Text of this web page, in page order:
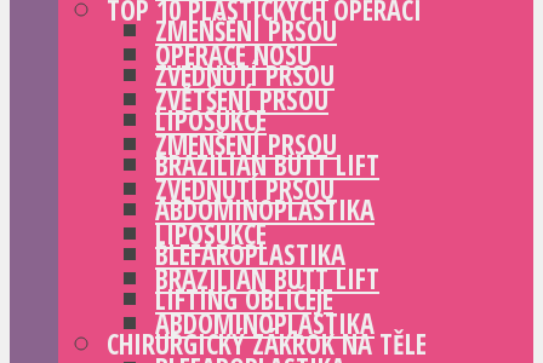
ZMENŠENÍ PRSOU
ZVEDNUTÍ PRSOU
LIPOSUKCE
BRAZILIAN BUTT LIFT
ABDOMINOPLASTIKA
BLEFAROPLASTIKA
LIFTING OBLIČEJE
CHIRURGICKÝ ZÁKROK NA TĚLE
TOP 10 PLASTICKÝCH OPERACÍ
OPERACE NOSU
ZVĚTŠENÍ PRSOU
ZMENŠENÍ PRSOU
ZVEDNUTÍ PRSOU
LIPOSUKCE
BRAZILIAN BUTT LIFT
ABDOMINOPLASTIKA